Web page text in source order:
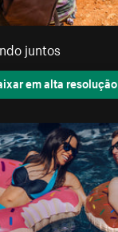
juntos
em alta resolução